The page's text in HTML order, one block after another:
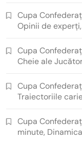
Cupa
Opinii de
Cupa
Cheie ale
Cupa
Traiectoriile
Cupa
minute,